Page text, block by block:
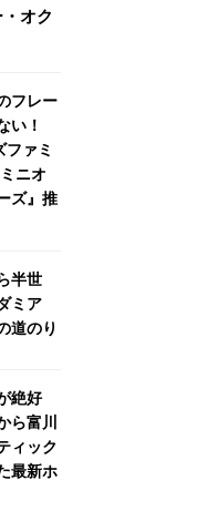
オク
フレー
い！
ァミ
ニオ
ズ』推
半世
ミア
道のり
絶好
ら富川
ィック
最新ホ